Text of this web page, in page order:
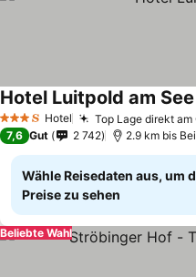
3 Sterne Hotel Top Lage direkt am
Hotel Luitpold am See
7,6 Gut 2 742 2.9 km bis
Wähle Reisedaten aus, um
Preise zu sehen
Beliebte Wahl